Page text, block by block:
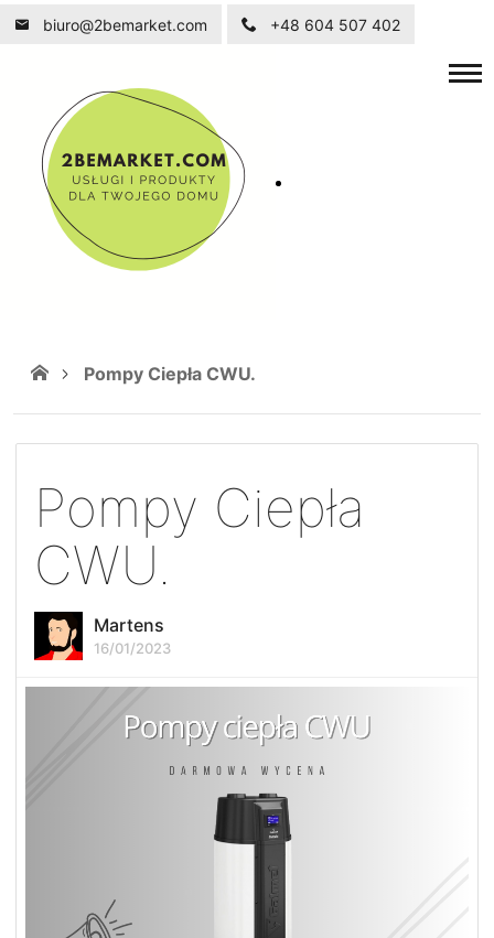
biuro@2bemarket.com +48 604 507 402
Pompy Ciepła CWU.
Pompy Ciepła
CWU.
Martens
16/01/2023